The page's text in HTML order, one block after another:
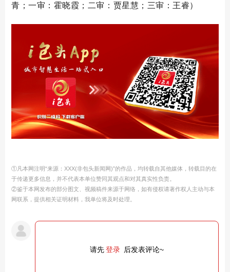
青；一审：霍晓霞；二审：贾星慧；三审：王睿）
①凡本网注明“来源：XXX(非包头新闻网)”的作品，均转载自其他媒体，转载目的在
于传递更多信息，并不代表本单位赞同其观点和对其真实性负责。
②鉴于本网发布的部分图文、视频稿件来源于网络，如有侵权请著作权人主动与本
网联系，提供相关证明材料，我单位将及时处理。
请先登录 后发表评论~